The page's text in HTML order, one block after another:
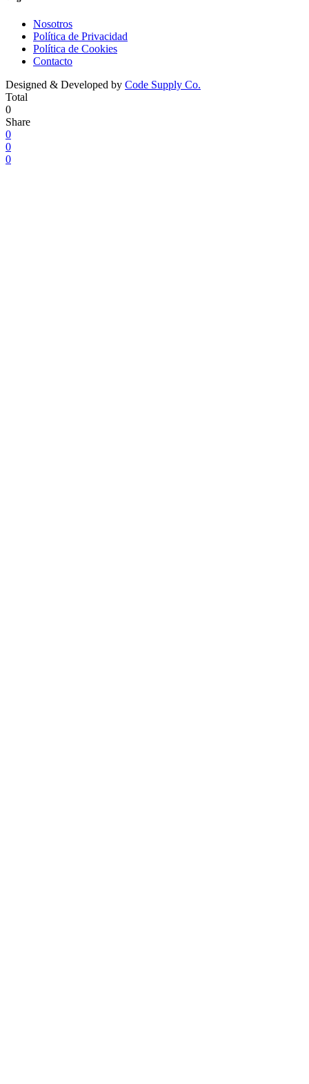
Nosotros
Política de Privacidad
Política de Cookies
Contacto
Designed & Developed by Code Supply Co.
Total
0
Share
0
0
0